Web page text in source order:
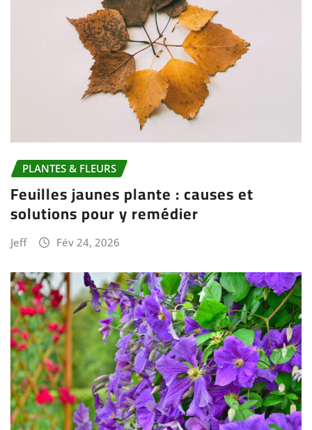
PLANTES & FLEURS
Feuilles jaunes plante : causes et
solutions pour y remédier
Jeff Fév 24, 2026